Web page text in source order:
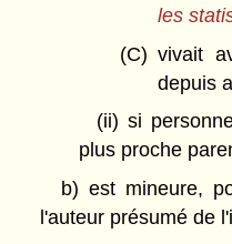
les
(C) vivait
depuis
(ii) si
plus proche
b) est mineure,
l'auteur présumé de